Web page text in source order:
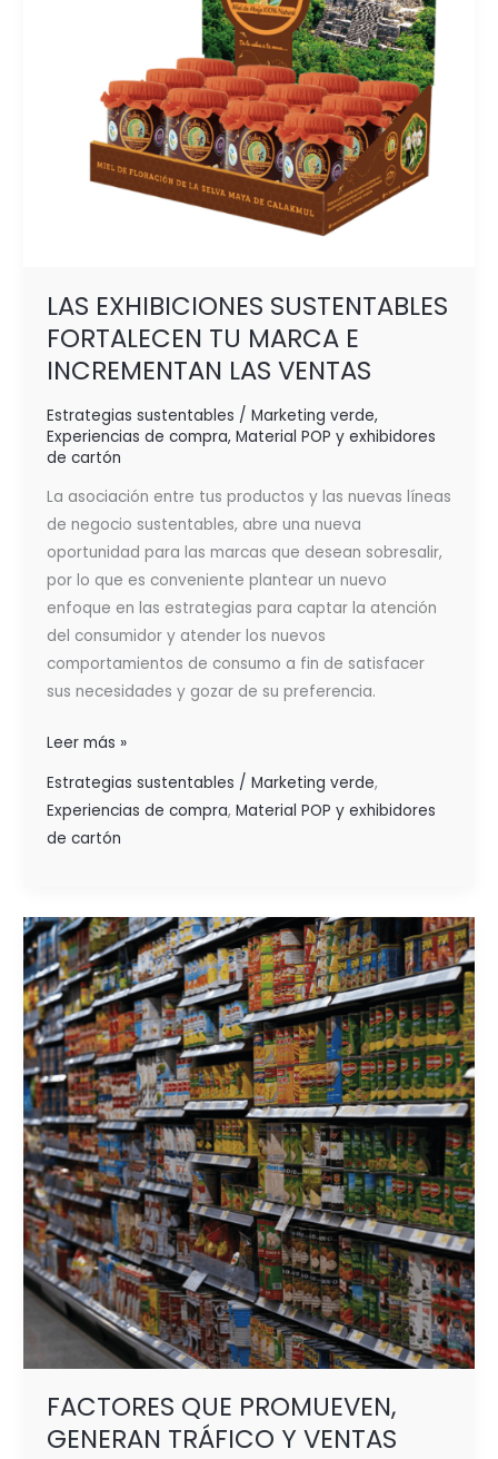
LAS EXHIBICIONES SUSTENTABLES
FORTALECEN TU MARCA E
INCREMENTAN LAS VENTAS
Estrategias sustentables / Marketing verde,
Experiencias de compra, Material POP y exhibidores
de cartón
La asociación entre tus productos y las nuevas líneas
de negocio sustentables, abre una nueva
oportunidad para las marcas que desean sobresalir,
por lo que es conveniente plantear un nuevo
enfoque en las estrategias para captar la atención
del consumidor y atender los nuevos
comportamientos de consumo a fin de satisfacer
sus necesidades y gozar de su preferencia.
Leer más »
Estrategias sustentables / Marketing verde,
Experiencias de compra, Material POP y exhibidores
de cartón
FACTORES QUE PROMUEVEN,
GENERAN TRÁFICO Y VENTAS
FACTORES
QUE
PROMUEVEN,
GENERAN
TRÁFICO
Y VENTAS